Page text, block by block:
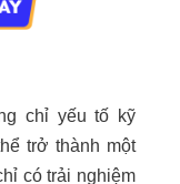
chỉ yếu tố kỹ
trở thành một
có trải nghiệm